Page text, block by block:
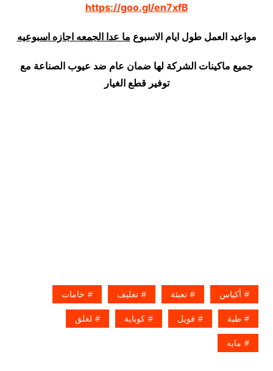
https://goo.gl/en7xfB
مواعيد العمل طول ايام الاسبوع ما عدا الجمعه اجازه اسبوعيه
جميع ماكينات الشركة لها ضمان عام ضد عيوب الصناعة مع
توفير قطع الغيار
أكياس تعبئة تغليف خامات
طبة فويل كوباية لغلق
مايه